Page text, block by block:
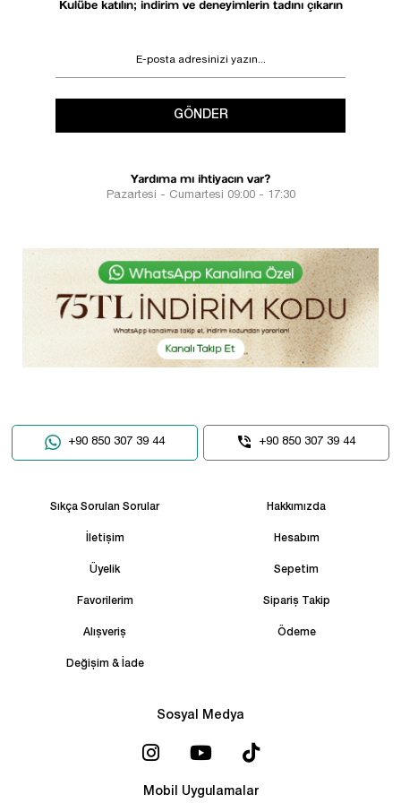
Kulübe katılın; indirim ve deneyimlerin tadını çıkarın
GÖNDER
Yardıma mı ihtiyacın var?
Pazartesi - Cumartesi 09:00 - 17:30
+90 850 307 39 44 +90 850 307 39 44
Sıkça Sorulan Sorular Hakkımızda
İletişim Hesabım
Üyelik Sepetim
Favorilerim Sipariş Takip
Alışveriş Ödeme
Değişim & İade
Sosyal Medya
Mobil Uygulamalar